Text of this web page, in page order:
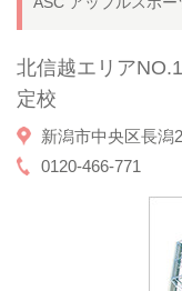
北信越エリア
定校
新潟市中央区長潟
0120-466-771